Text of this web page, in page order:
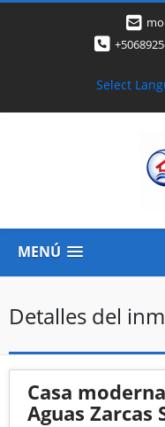
Select
MENÚ
Detalles del
Casa
Aguas Zarcas